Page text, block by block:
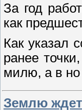
За год
как
Как указал
ранее
милю, а в но
Землю